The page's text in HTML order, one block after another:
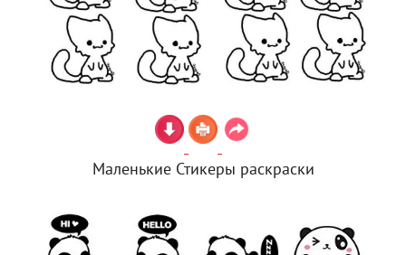
Маленькие Стикеры раскраски